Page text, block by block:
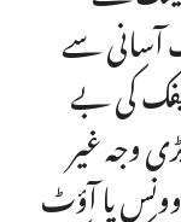
آسانی سے
کی بے
وجہ غیر
یا آؤٹ